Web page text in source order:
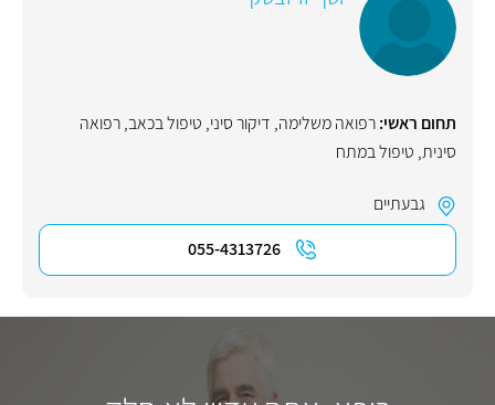
תחום ראשי:רפואה משלימה, דיקור סיני, טיפול בכאב,רפואה
סינית, טיפול במתח
גבעתיים
055-4313726